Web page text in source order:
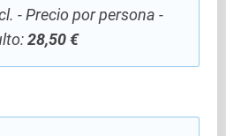
- Precio por persona -
28,50 €